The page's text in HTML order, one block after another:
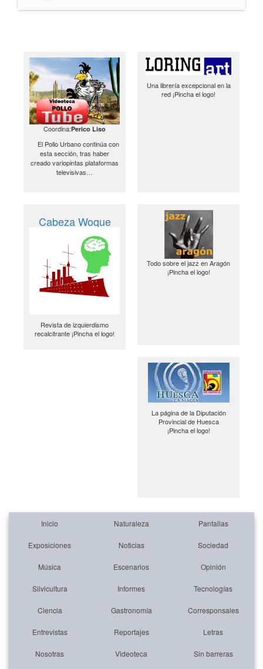
Coordina:Perico Liso
El Pollo Urbano continúa con
esta sección, tras haber
creado variopintas plataformas
televisivas…
Una librería excepcional en la
red ¡Pincha el logo!
Cabeza Woque
Revista de izquierdismo
recalcitrante ¡Pincha el logo!
Todo sobre el jazz en Aragón
¡Pincha el logo!
La página de la Diputación
Provincial de Huesca
¡Pincha el logo!
Inicio Naturaleza Pantallas
Exposiciones Noticias Sociedad
Música Escenarios Opinión
Silvicultura Informes Tecnologías
Ciencia Gastronomía Corresponsales
Entrevistas Reportajes Letras
Nosotras Videoteca Sin barreras